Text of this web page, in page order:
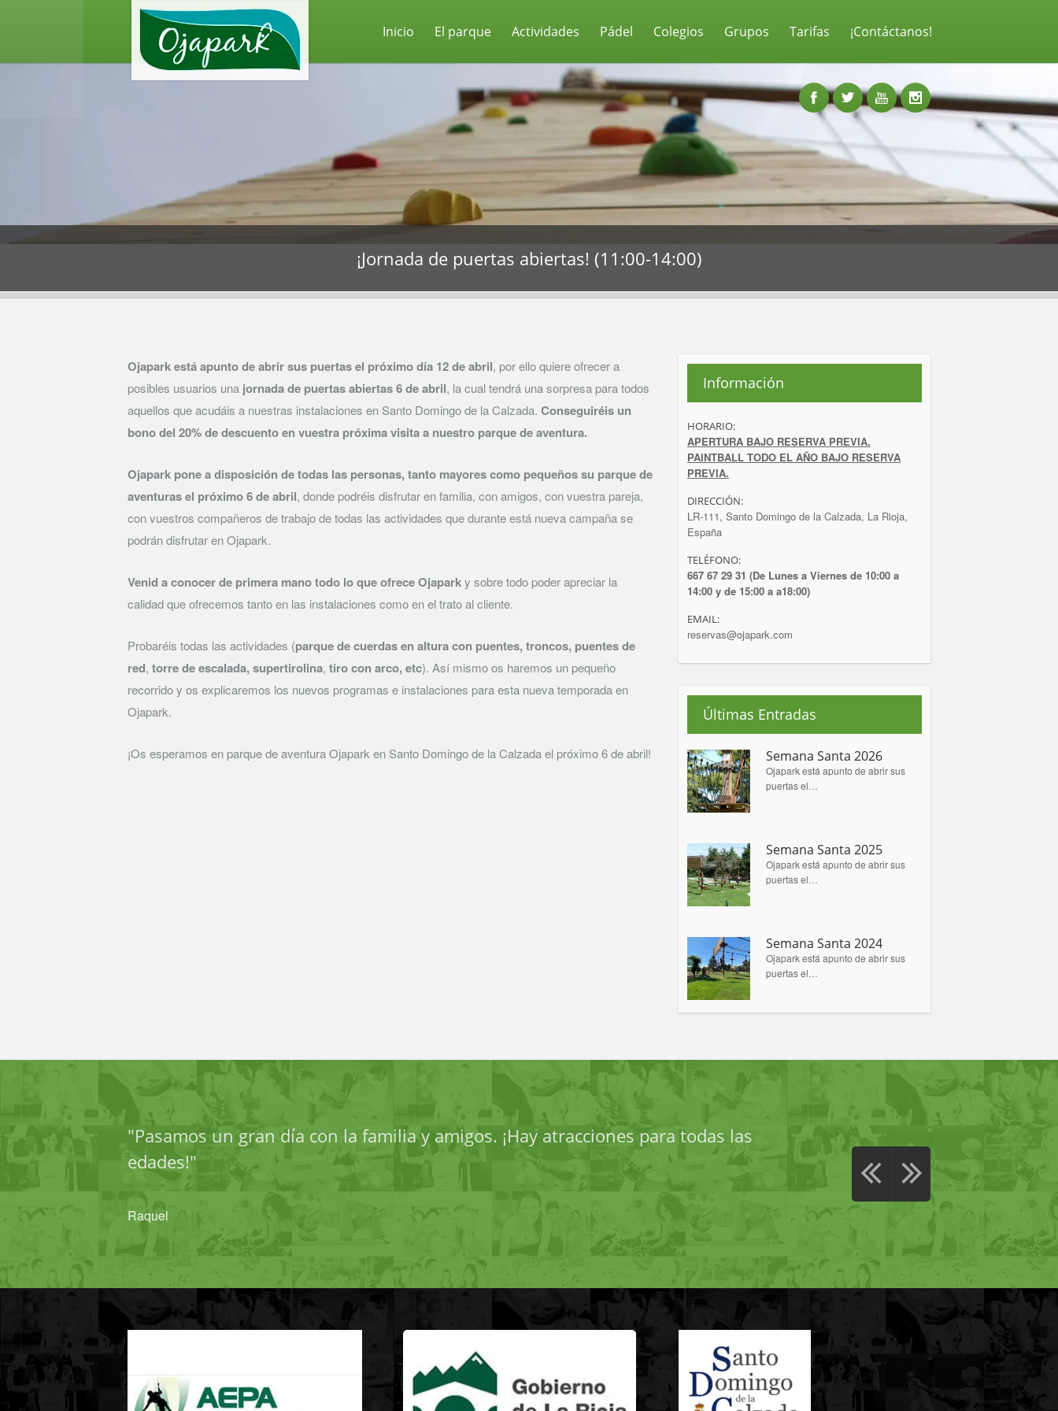
Inicio El parque Actividades Pádel Colegios Grupos Tarifas ¡Contáctanos!
¡Jornada de puertas abiertas! (11:00-14:00)
Ojapark está apunto de abrir sus puertas el próximo día 12 de abril, por ello quiere ofrecer a
posibles usuarios una jornada de puertas abiertas 6 de abril, la cual tendrá una sorpresa para todos
aquellos que acudáis a nuestras instalaciones en Santo Domingo de la Calzada. Conseguiréis un
bono del 20% de descuento en vuestra próxima visita a nuestro parque de aventura.
Ojapark pone a disposición de todas las personas, tanto mayores como pequeños su parque de
aventuras el próximo 6 de abril, donde podréis disfrutar en familia, con amigos, con vuestra pareja,
con vuestros compañeros de trabajo de todas las actividades que durante está nueva campaña se
podrán disfrutar en Ojapark.
Venid a conocer de primera mano todo lo que ofrece Ojaparky sobre todo poder apreciar la
calidad que ofrecemos tanto en las instalaciones como en el trato al cliente.
Probaréis todas las actividades (parque de cuerdas en altura con puentes, troncos, puentes de
red, torre de escalada, supertirolina, tiro con arco, etc). Así mismo os haremos un pequeño
recorrido y os explicaremos los nuevos programas e instalaciones para esta nueva temporada en
Ojapark.
¡Os esperamos en parque de aventura Ojapark en Santo Domingo de la Calzada el próximo 6 de abril!
Información
HORARIO:
APERTURA BAJO RESERVA PREVIA.
PAINTBALL TODO EL AÑO BAJO RESERVA
PREVIA.
DIRECCIÓN:
LR-111, Santo Domingo de la Calzada, La Rioja,
España
TELÉFONO:
667 67 29 31 (De Lunes a Viernes de 10:00 a
14:00 y de 15:00 a a18:00)
EMAIL:
reservas@ojapark.com
Últimas Entradas
Semana Santa 2026
Ojapark está apunto de abrir sus
puertas el…
Semana Santa 2025
Ojapark está apunto de abrir sus
puertas el…
Semana Santa 2024
Ojapark está apunto de abrir sus
puertas el…
"Pasamos un gran día con la familia y amigos. ¡Hay atracciones para todas las
edades!"
Raquel